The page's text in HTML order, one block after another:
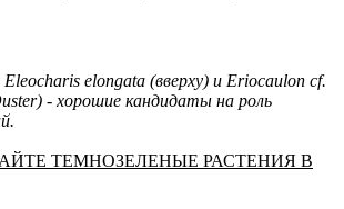
elongata (вверху) и Eriocaulon cf.
- хорошие кандидаты на роль
ТЕМНОЗЕЛЕНЫЕ РАСТЕНИЯ В